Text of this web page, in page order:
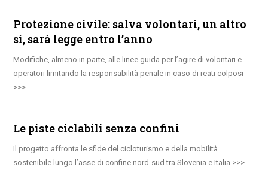
Protezione civile: salva volontari, un altro
sì, sarà legge entro l’anno
Modifiche, almeno in parte, alle linee guida per l’agire di volontari e
operatori limitando la responsabilità penale in caso di reati colposi
Le piste ciclabili senza confini
Il progetto affronta le sfide del cicloturismo e della mobilità
sostenibile lungo l’asse di confine nord-sud tra Slovenia e Italia